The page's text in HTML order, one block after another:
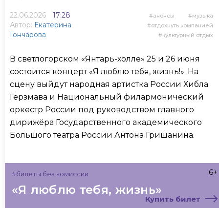
22.06.2026
17:28
Автор: Екатерина
Гончарова
анонсы
музыка
отдохнуть компанией
культурный отдых
В светлогорском «Янтарь-холле» 25 и 26 июня
состоится концерт «Я люблю тебя, жизнь!». На
сцену выйдут народная артистка России Хибла
Герзмава и Национальный филармонический
оркестр России под руководством главного
дирижёра Государственного академического
Большого театра России Антона Гришанина.
6+
#билеты без комиссии
Купить билет
«Я люблю тебя, жизнь»